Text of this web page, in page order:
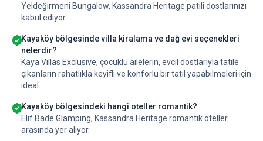
Yeldeğirmeni Bungalow, Kassandra Heritage patili dostlarınızı
kabul ediyor.
Kayaköy bölgesinde villa kiralama ve dağ evi seçenekleri
nelerdir?
Kaya Villas Exclusive, çocuklu ailelerin, evcil dostlarıyla tatile
çıkanların rahatlıkla keyifli ve konforlu bir tatil yapabilmeleri için
ideal.
Kayaköy bölgesindeki hangi oteller romantik?
Elif Bade Glamping, Kassandra Heritage romantik oteller
arasında yer alıyor.